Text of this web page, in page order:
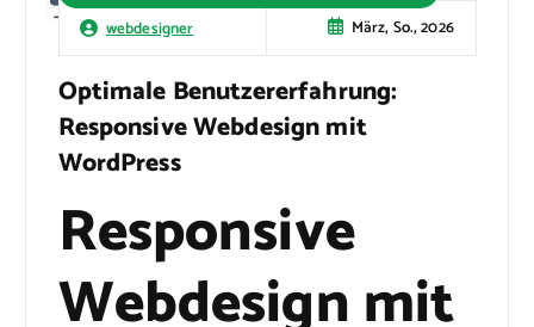
webdesigner März, So., 2026
Optimale Benutzererfahrung:
Responsive Webdesign mit
WordPress
Responsive
Webdesign mit